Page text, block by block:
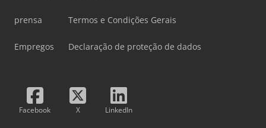
prensa
Empregos
Termos e Condições Gerais
Declaração de proteção de dados
Facebook X LinkedIn